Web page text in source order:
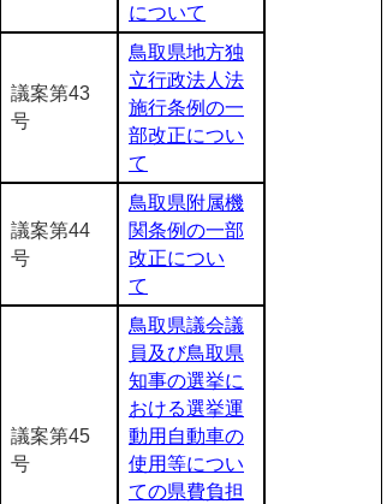
について
議案第43
号
鳥取県地方独
立行政法人法
施行条例の一
部改正につい
て
議案第44
号
鳥取県附属機
関条例の一部
改正につい
て
議案第45
号
鳥取県議会議
員及び鳥取県
知事の選挙に
おける選挙運
動用自動車の
使用等につい
ての県費負担